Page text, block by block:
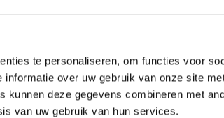
te personaliseren, om functies voor
over uw gebruik van onze site
kunnen deze gegevens combineren met
van uw gebruik van hun services.
om tot leren te komen. Hier
groepsdynamiek. Hierin